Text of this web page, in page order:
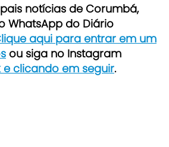
notícias de Corumbá,
WhatsApp do Diário
aqui para entrar em um
ou siga no Instagram
e clicando em seguir.